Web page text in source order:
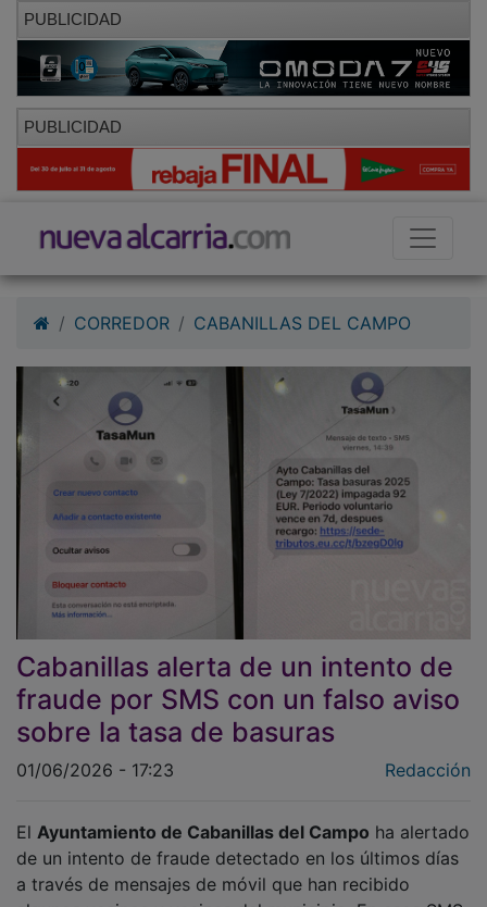
PUBLICIDAD
PUBLICIDAD
Cabanillas alerta de un intento de
fraude por SMS con un falso aviso
sobre la tasa de basuras
de un intento de fraude detectado en los últimos días
a través de mensajes de móvil que han recibido
algunos vecinos y vecinas del municipio. En esos SMS